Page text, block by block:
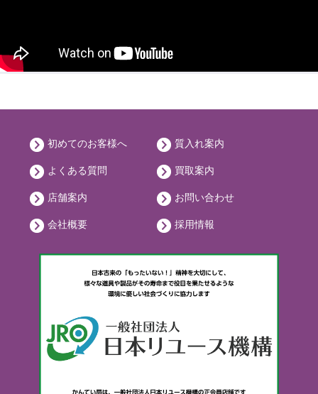
初めてのお客様へ 質入れ案内
よくある質問 買取案内
店舗案内 お問い合わせ
会社概要 採用情報